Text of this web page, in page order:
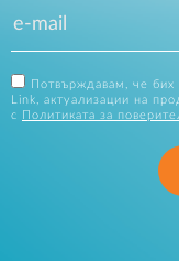
Потвърждавам, че бих
Link, актуализации на
с
Политиката за